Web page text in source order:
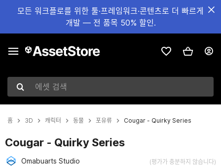
모든 워크플로를 위한 툴·프레임워크·콘텐츠로 더 빠르게
개발 — 전 품목 50% 할인.
에셋 검색
홈 3D 캐릭터 동물 포유류 Cougar - Quirky Series
Cougar - Quirky Series
Omabuarts Studio (평가가 충분하지 않습니다)